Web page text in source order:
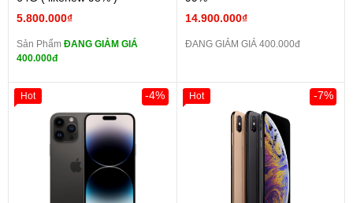
5.800.000₫
Sản Phẩm ĐANG GIẢM GIÁ
400.000đ
14.900.000₫
ĐANG GIẢM GIÁ 400.000đ
-4%
Hot -7%
Hot